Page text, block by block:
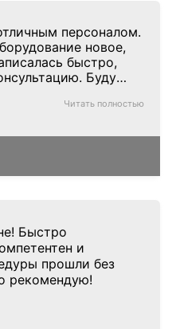
персоналом.
новое,
быстро,
Буду
Читать полностью
Быстро
и
прошли без
рекомендую!